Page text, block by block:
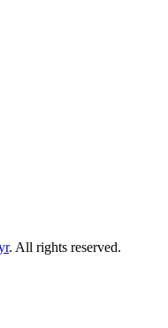
. All rights reserved.